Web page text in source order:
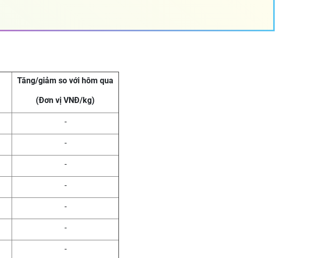
Tăng/giảm so với hôm qua
(Đơn vị VNĐ/kg)
-
-
-
-
-
-
-